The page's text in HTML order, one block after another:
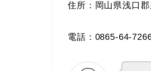
住所：岡山県浅口
電話：0865-64-